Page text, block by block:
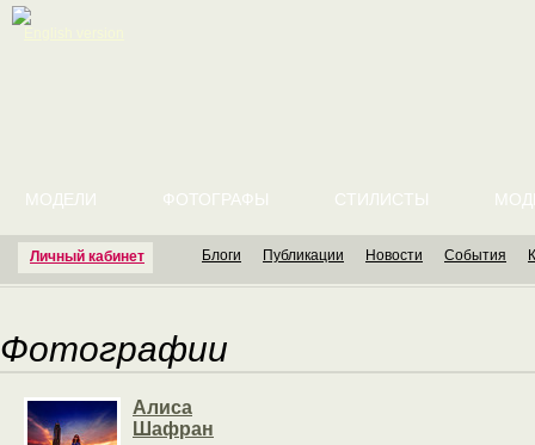
Личный кабинет
МОДЕЛИ ФОТОГРАФЫ СТИЛИСТЫ
Блоги Публикации Новости События
Фотографии
Алиса
Шафран